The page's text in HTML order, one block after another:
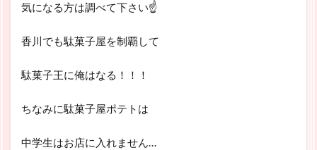
気になる方は調べて下さい☝
香川でも駄菓子屋を制覇して
駄菓子王に俺はなる！！！
ちなみに駄菓子屋ポテトは
中学生はお店に入れません…